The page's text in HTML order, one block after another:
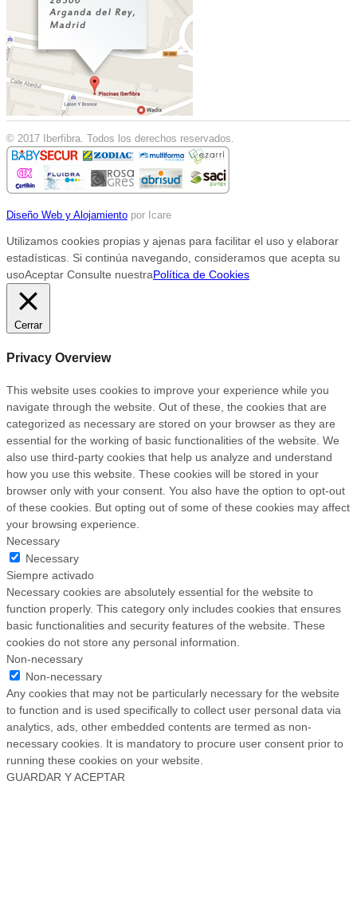
© 2017 Iberfibra. Todos los derechos reservados.
Diseño Web y Alojamiento por Icare
Utilizamos cookies propias y ajenas para facilitar el uso y elaborar
estadísticas. Si continúa navegando, consideramos que acepta su
usoAceptar Consulte nuestraPolítica de Cookies
Cerrar
Privacy Overview
This website uses cookies to improve your experience while you
navigate through the website. Out of these, the cookies that are
categorized as necessary are stored on your browser as they are
essential for the working of basic functionalities of the website. We
also use third-party cookies that help us analyze and understand
how you use this website. These cookies will be stored in your
browser only with your consent. You also have the option to opt-out
of these cookies. But opting out of some of these cookies may affect
your browsing experience.
Necessary
Necessary
Siempre activado
Necessary cookies are absolutely essential for the website to
function properly. This category only includes cookies that ensures
basic functionalities and security features of the website. These
cookies do not store any personal information.
Non-necessary
Non-necessary
Any cookies that may not be particularly necessary for the website
to function and is used specifically to collect user personal data via
analytics, ads, other embedded contents are termed as non-
necessary cookies. It is mandatory to procure user consent prior to
running these cookies on your website.
GUARDAR Y ACEPTAR